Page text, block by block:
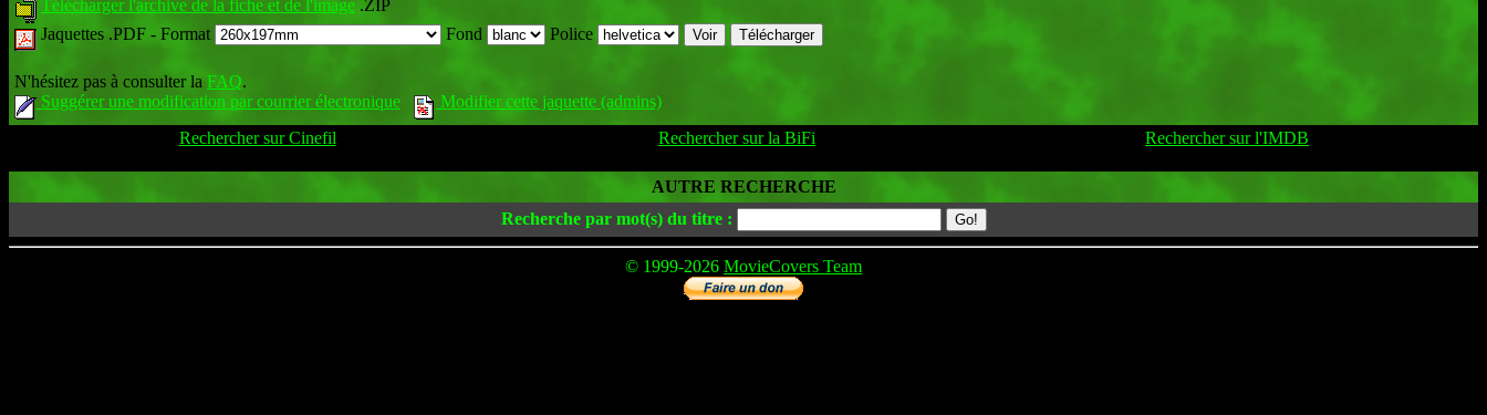
Télécharger l'archive de la fiche et de l'image .ZIP
Jaquettes .PDF - Format Fond Police
N'hésitez pas à consulter la FAQ.
Suggérer une modification par courrier électronique
Modifier cette jaquette (admins)
Rechercher sur Cinefil
Rechercher sur la BiFi Rechercher sur l'IMDB
AUTRE RECHERCHE
Recherche par mot(s) du titre :
© 1999-2026 MovieCovers Team